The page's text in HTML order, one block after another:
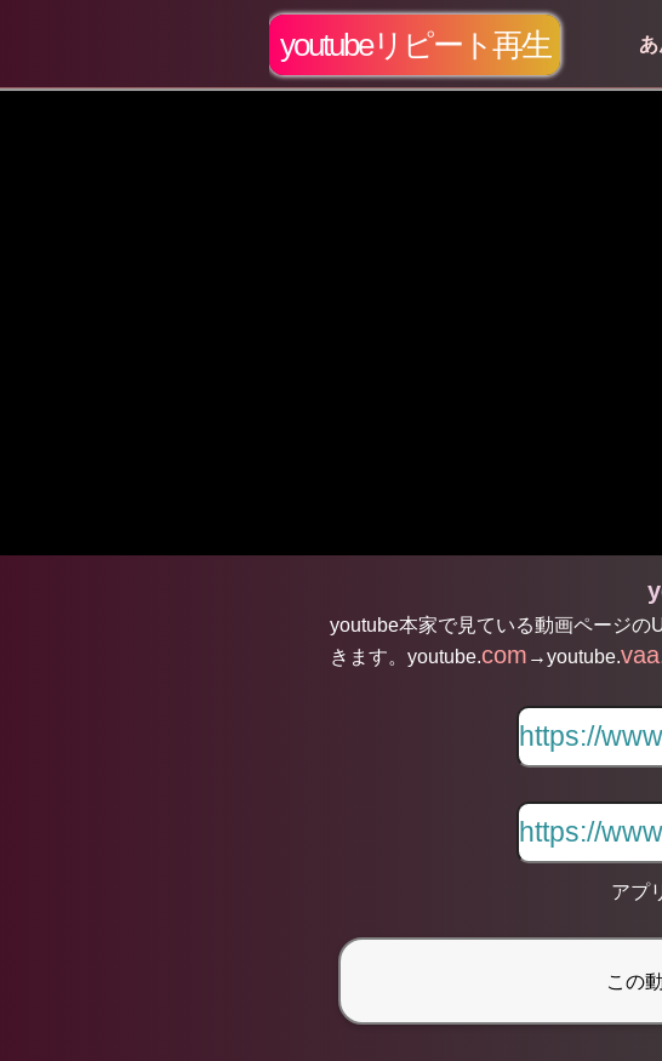
youtubeリピート再生
youtube本家で見ている動画ページの
きます。youtube.com →youtube.
アプ